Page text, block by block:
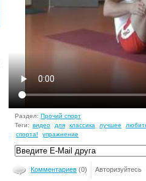
Раздел: Прочий спорт
Теги: видео для классика лучшее
спорта!
упражнение
Комментариев (0) Авторизуйтесь